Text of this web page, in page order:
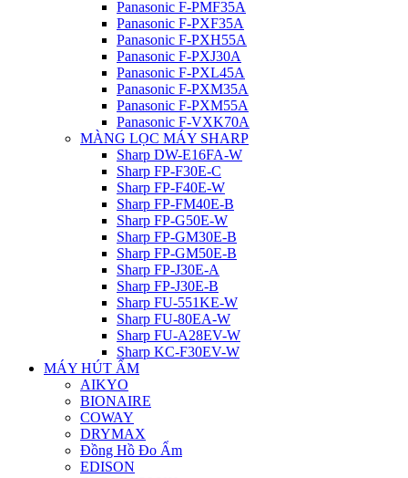
Panasonic F-PMF35A
Panasonic F-PXF35A
Panasonic F-PXH55A
Panasonic F-PXJ30A
Panasonic F-PXL45A
Panasonic F-PXM35A
Panasonic F-PXM55A
Panasonic F-VXK70A
MÀNG LỌC MÁY SHARP
Sharp DW-E16FA-W
Sharp FP-F30E-C
Sharp FP-F40E-W
Sharp FP-FM40E-B
Sharp FP-G50E-W
Sharp FP-GM30E-B
Sharp FP-GM50E-B
Sharp FP-J30E-A
Sharp FP-J30E-B
Sharp FU-551KE-W
Sharp FU-80EA-W
Sharp FU-A28EV-W
Sharp KC-F30EV-W
MÁY HÚT ẨM
AIKYO
BIONAIRE
COWAY
DRYMAX
Đồng Hồ Đo Ẩm
EDISON